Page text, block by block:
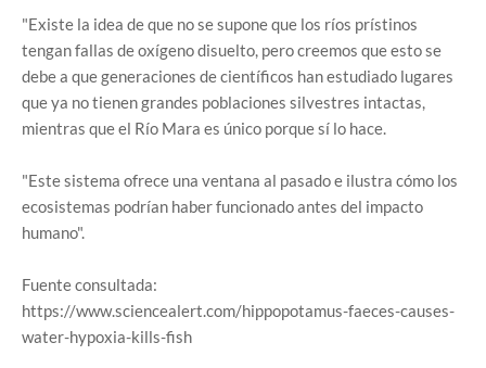
"Existe la idea de que no se supone que los ríos prístinos
tengan fallas de oxígeno disuelto, pero creemos que esto se
debe a que generaciones de científicos han estudiado lugares
que ya no tienen grandes poblaciones silvestres intactas,
mientras que el Río Mara es único porque sí lo hace.
"Este sistema ofrece una ventana al pasado e ilustra cómo los
ecosistemas podrían haber funcionado antes del impacto
humano".
Fuente consultada:
https://www.sciencealert.com/hippopotamus-faeces-causes-
water-hypoxia-kills-fish